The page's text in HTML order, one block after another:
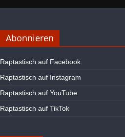
Abonnieren
Raptastisch auf Facebook
Raptastisch auf Instagram
Raptastisch auf YouTube
Raptastisch auf TikTok